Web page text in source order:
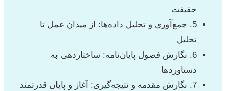
حقیقت
5. جمع‌آوری و تحلیل داده‌ها: از میدان عمل تا
تحلیل
6. نگارش فصول پایان‌نامه: ساختاردهی به
دستاوردها
7. نگارش مقدمه و نتیجه‌گیری: آغاز و پایان قدرتمند